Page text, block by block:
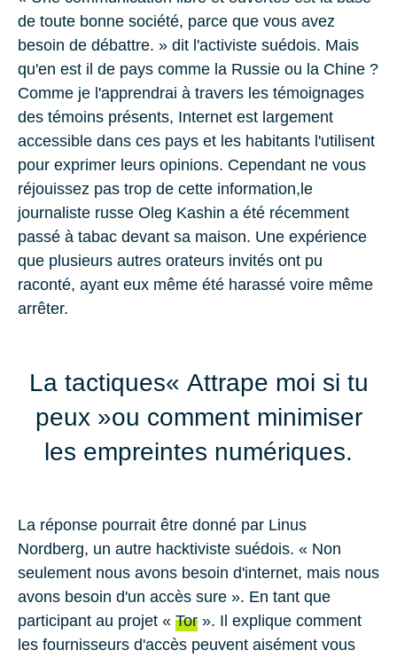
de toute bonne société, parce que vous avez
besoin de débattre. » dit l'activiste suédois. Mais
qu'en est il de pays comme la Russie ou la Chine ?
Comme je l'apprendrai à travers les témoignages
des témoins présents, Internet est largement
accessible dans ces pays et les habitants l'utilisent
pour exprimer leurs opinions. Cependant ne vous
réjouissez pas trop de cette information,le
journaliste russe Oleg Kashin a été récemment
passé à tabac devant sa maison. Une expérience
que plusieurs autres orateurs invités ont pu
raconté, ayant eux même été harassé voire même
arrêter.
La tactiques« Attrape moi si tu
peux »ou comment minimiser
les empreintes numériques.
La réponse pourrait être donné par Linus
Nordberg, un autre hacktiviste suédois. « Non
seulement nous avons besoin d'internet, mais nous
avons besoin d'un accès sure ». En tant que
participant au projet « Tor ». Il explique comment
les fournisseurs d'accès peuvent aisément vous